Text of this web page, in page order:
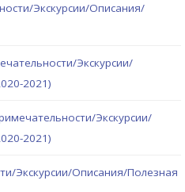
Экскурсии/Описания/
Экскурсии/
2021)
Экскурсии/
2021)
Экскурсии/Описания/Полезная